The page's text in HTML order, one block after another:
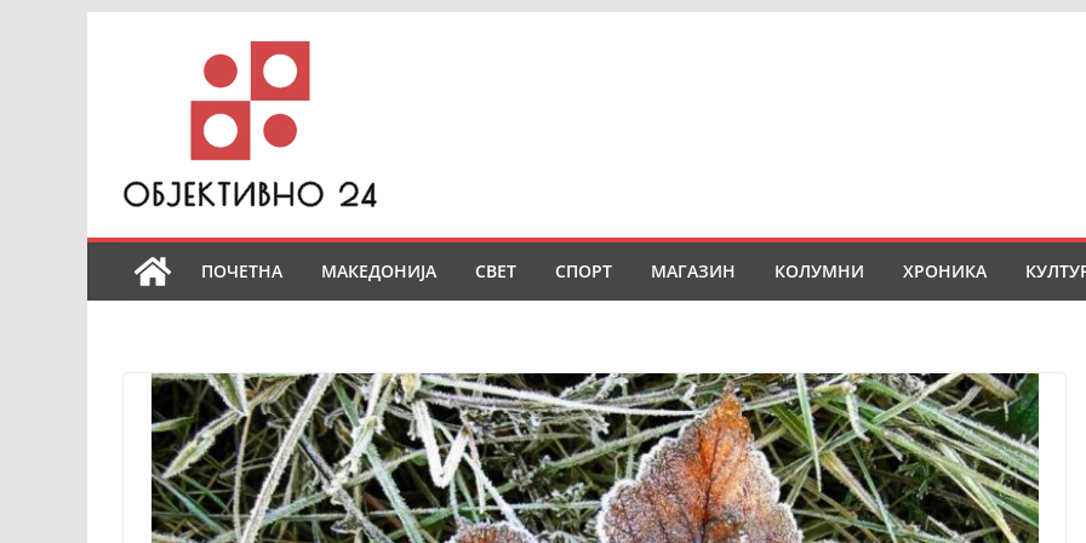
ПОЧЕТНА МАКЕДОНИЈА СВЕТ СПОРТ МАГАЗИН КОЛУМНИ ХРОНИКА